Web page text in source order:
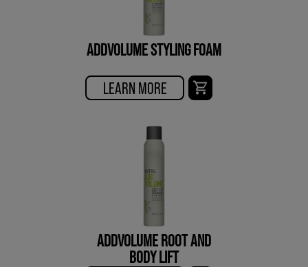
ADDVOLUME STYLING FOAM
LEARN MORE
ADDVOLUME ROOT AND
BODY LIFT